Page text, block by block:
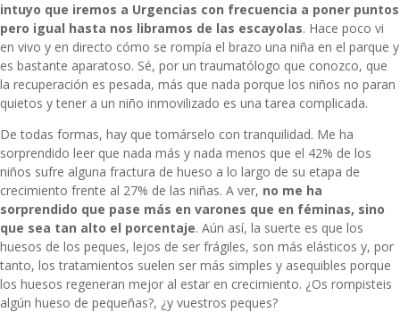
intuyo que iremos a Urgencias con frecuencia a poner puntos
pero igual hasta nos libramos de las escayolas. Hace poco vi
en vivo y en directo cómo se rompía el brazo una niña en el parque y
es bastante aparatoso. Sé, por untraumatólogo que conozco, que
la recuperación es pesada, más que nada porque los niños no paran
quietos y tener a un niño inmovilizado es una tarea complicada.
De todas formas, hay que tomárselo con tranquilidad. Me ha
sorprendido leer que nada más y nada menos que el 42% de los
niños sufre alguna fractura de hueso a lo largo de su etapa de
crecimiento frente al 27% de las niñas. A ver, no me ha
sorprendido que pase más en varones que en féminas, sino
que sea tan alto el porcentaje. Aún así, la suerte es que los
huesos de los peques, lejos de ser frágiles, son más elásticos y, por
tanto, los tratamientos suelen ser más simples y asequibles porque
los huesos regeneran mejor al estar en crecimiento. ¿Os rompisteis
algún hueso de pequeñas?, ¿y vuestros peques?